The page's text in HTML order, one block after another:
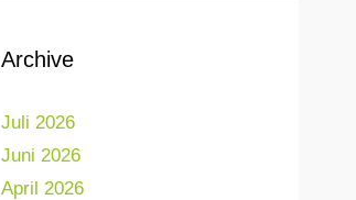
Archive
Juli 2026
Juni 2026
April 2026